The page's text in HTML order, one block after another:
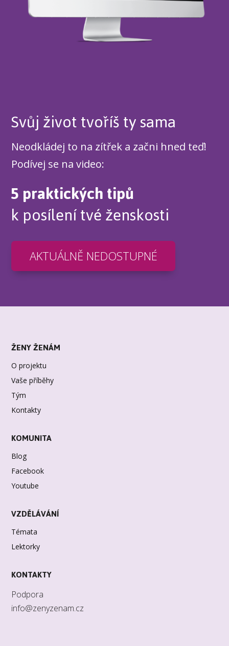
Svůj život tvoříš ty sama
Neodkládej to na zítřek a začni hned teď!
Podívej se na video:
5 praktických tipů
k posílení tvé ženskosti
AKTUÁLNĚ NEDOSTUPNÉ
ŽENY ŽENÁM
O projektu
Vaše příběhy
Tým
Kontakty
KOMUNITA
Blog
Facebook
Youtube
VZDĚLÁVÁNÍ
Témata
Lektorky
KONTAKTY
Podpora
info@zenyzenam.cz